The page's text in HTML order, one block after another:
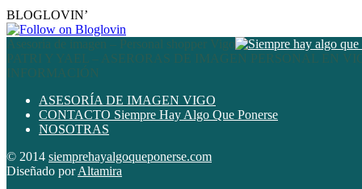
BLOGLOVIN’
Asesoría de imagen – Personal shopper Vigo
PATRI Y YAEL – ASERORAS DE IMAGEN PERSONAL EN
INFORMACIÓN
ASESORÍA DE IMAGEN VIGO
CONTACTO Siempre Hay Algo Que Ponerse
NOSOTRAS
© 2014 siemprehayalgoqueponerse.com
Diseñado porAltamira